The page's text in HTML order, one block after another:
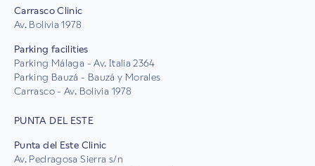
Carrasco Clinic
Av. Bolivia 1978
Parking facilities
Parking Málaga - Av. Italia 2364
Parking Bauzá - Bauzá y Morales
Carrasco - Av. Bolivia 1978
PUNTA DEL ESTE
Punta del Este Clinic
Av. Pedragosa Sierra s/n